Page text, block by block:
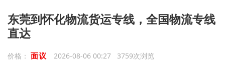
东莞到怀化物流货运专线，全国物流专线
直达
价格： 面议 2026-08-06 00:27 3759次浏览